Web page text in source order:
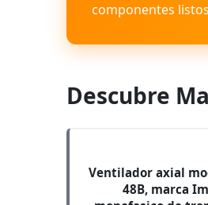
componentes
Descubre
Ventilador axial
48B, marca